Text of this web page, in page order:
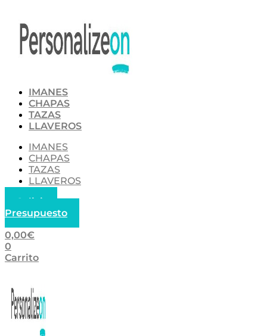
contenido
IMANES
CHAPAS
TAZAS
LLAVEROS
IMANES
CHAPAS
TAZAS
LLAVEROS
Solicitar
Presupuesto
0,00€
0
Carrito